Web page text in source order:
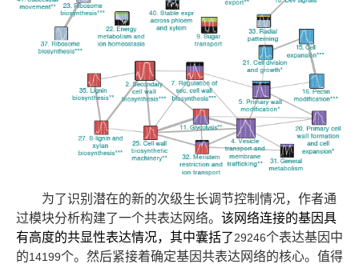
为了识别潜在的新的次级生长调节控制情况，作者通
过模块分析构建了一个共表达网络。 该网络连接的基因具
有高度的共显性表达情况，其中囊括了29246个表达基因中
的14199个。然后紧接着确定基因共表达网络的核心。 值得